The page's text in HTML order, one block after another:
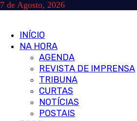
Skip
7 de Agosto, 2026
Primary
Menu
INÍCIO
NA HORA
AGENDA
REVISTA DE IMPRENSA
TRIBUNA
CURTAS
NOTÍCIAS
POSTAIS